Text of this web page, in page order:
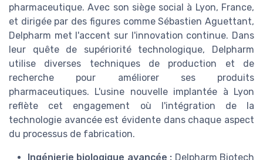
pharmaceutique. Avec son siège social à Lyon, France,
et dirigée par des figures comme Sébastien Aguettant,
Delpharm met l'accent sur l'innovation continue. Dans
leur quête de supériorité technologique, Delpharm
utilise diverses techniques de production et de
recherche pour améliorer ses produits
pharmaceutiques. L'usine nouvelle implantée à Lyon
reflète cet engagement où l'intégration de la
technologie avancée est évidente dans chaque aspect
du processus de fabrication.
Ingénierie biologique avancée : Delpharm Biotech